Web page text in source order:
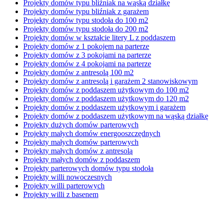
Projekty domów typu bliźniak na wąską działkę
Projekty domów typu bliźniak z garażem
Projekty domów typu stodoła do 100 m2
Projekty domów typu stodoła do 200 m2
Projekty domów w kształcie litery L z poddaszem
Projekty domów z 1 pokojem na parterze
Projekty domów z 3 pokojami na parterze
Projekty domów z 4 pokojami na parterze
Projekty domów z antresolą 100 m2
Projekty domów z antresolą i garażem 2 stanowiskowym
Projekty domów z poddaszem użytkowym do 100 m2
Projekty domów z poddaszem użytkowym do 120 m2
Projekty domów z poddaszem użytkowym i garażem
Projekty domów z poddaszem użytkowym na wąską działkę
Projekty dużych domów parterowych
Projekty małych domów energooszczędnych
Projekty małych domów parterowych
Projekty małych domów z antresolą
Projekty małych domów z poddaszem
Projekty parterowych domów typu stodoła
Projekty willi nowoczesnych
Projekty willi parterowych
Projekty willi z basenem